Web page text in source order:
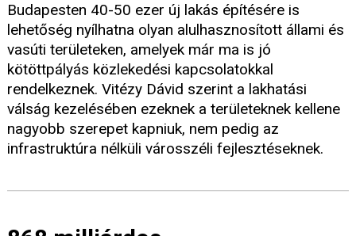
Budapesten 40-50 ezer új lakás építésére is
lehetőség nyílhatna olyan alulhasznosított állami és
vasúti területeken, amelyek már ma is jó
kötöttpályás közlekedési kapcsolatokkal
rendelkeznek. Vitézy Dávid szerint a lakhatási
válság kezelésében ezeknek a területeknek kellene
nagyobb szerepet kapniuk, nem pedig az
infrastruktúra nélküli városszéli fejlesztéseknek.